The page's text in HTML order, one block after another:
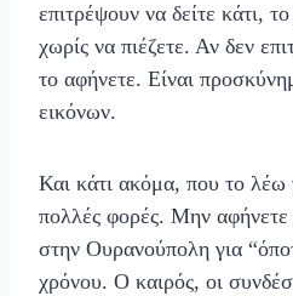
επιτρέψουν να δείτε κάτι,
χωρίς να πιέζετε. Αν δεν
το αφήνετε. Είναι
εικόνων.
Και κάτι ακόμα, που το λέω
πολλές φορές. Μην αφήνετε
στην Ουρανούπολη για
χρόνου. Ο καιρός, οι